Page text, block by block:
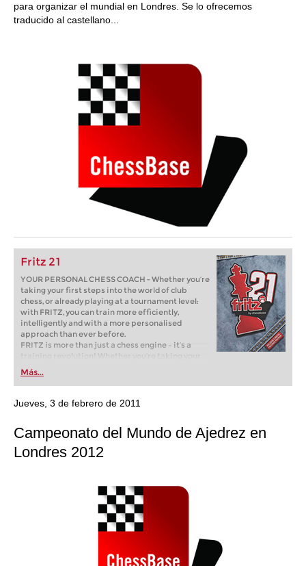
para organizar el mundial en Londres. Se lo ofrecemos
traducido al castellano...
Fritz 21
YOUR PERSONAL CHESS COACH - Whether you’re
taking your first steps into the world of club
chess, or already playing at a tournament level:
with FRITZ, you can train more efficiently,
intelligently and with a more personalised
approach than ever before.
FRITZ is more than just a chess engine – it’s a
training revolution! Whether you’re taking your
first steps into the world of club chess, or already
playing at a tournament level: with FRITZ, you can
train more efficiently, intelligently and with a
more personalised approach than ever before.
Más...
Jueves, 3 de febrero de 2011
Campeonato del Mundo de Ajedrez en
Londres 2012